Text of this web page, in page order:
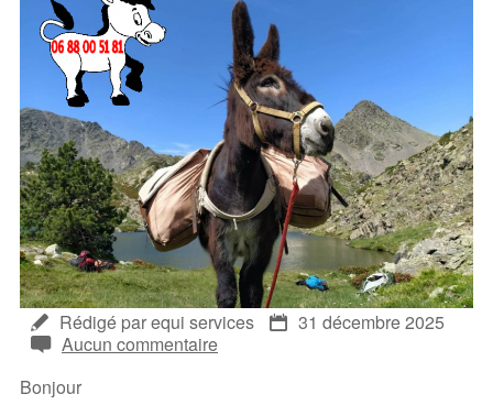
Rédigé par equi services
31 décembre 2025
Aucun commentaire
Bonjour